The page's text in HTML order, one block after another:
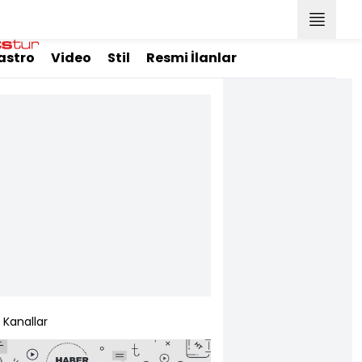
Video Stil Resmi İlanlar